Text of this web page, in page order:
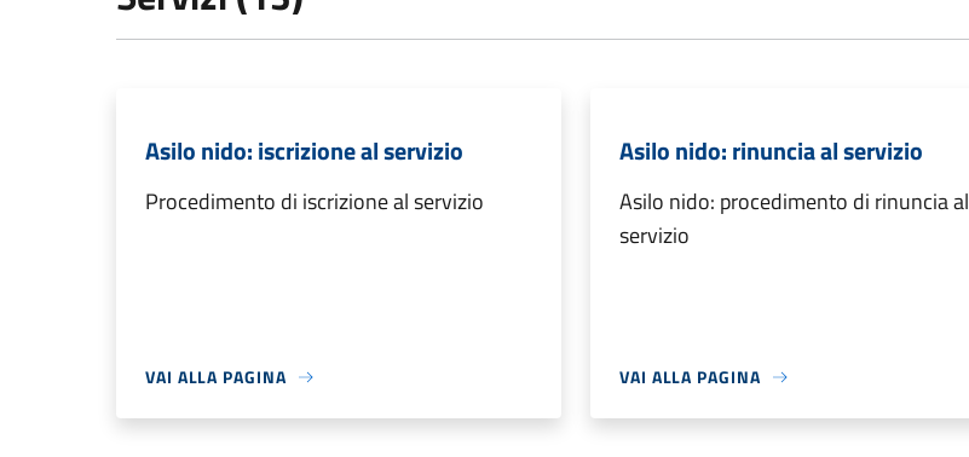
Asilo nido: iscrizione al servizio
Procedimento di iscrizione al servizio
VAI ALLA PAGINA
Asilo nido: rinuncia al servizio
Asilo nido: procedimento di rinuncia al
servizio
VAI ALLA PAGINA